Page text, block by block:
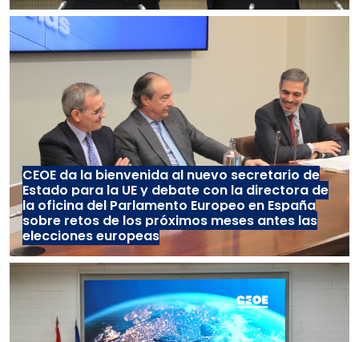
CEOE da la bienvenida al nuevo secretario de
Estado para la UE y debate con la directora de
la oficina del Parlamento Europeo en España
sobre retos de los próximos meses antes las
elecciones europeas